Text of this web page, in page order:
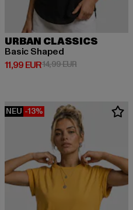
EUR
URBAN CLASSICS
Basic Shaped
11,99 EUR
Derzeitiger Preis: 11,99 EUR
14,99 EURAktionspreis:
NEU -13%